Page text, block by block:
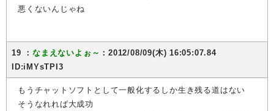
悪くないんじゃね
19 ：なまえないよぉ～ ：2012/08/09(木) 16:05:07.84
ID:iMYsTPI3
もうチャットソフトとして一般化するしか生き残る道はない
そうなれれば大成功